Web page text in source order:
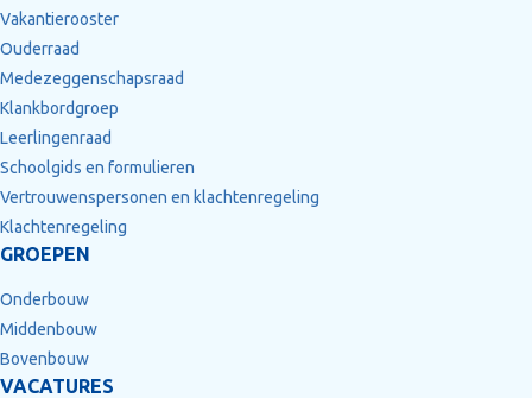
Vakantierooster
Ouderraad
Medezeggenschapsraad
Klankbordgroep
Leerlingenraad
Schoolgids en formulieren
Vertrouwenspersonen en klachtenregeling
Klachtenregeling
GROEPEN
Onderbouw
Middenbouw
Bovenbouw
VACATURES